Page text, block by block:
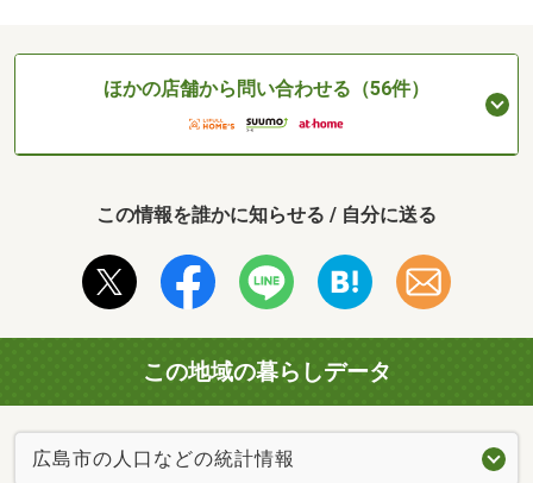
ほかの店舗から問い合わせる（56件）
この情報を誰かに知らせる / 自分に送る
この地域の暮らしデータ
広島市の人口などの統計情報